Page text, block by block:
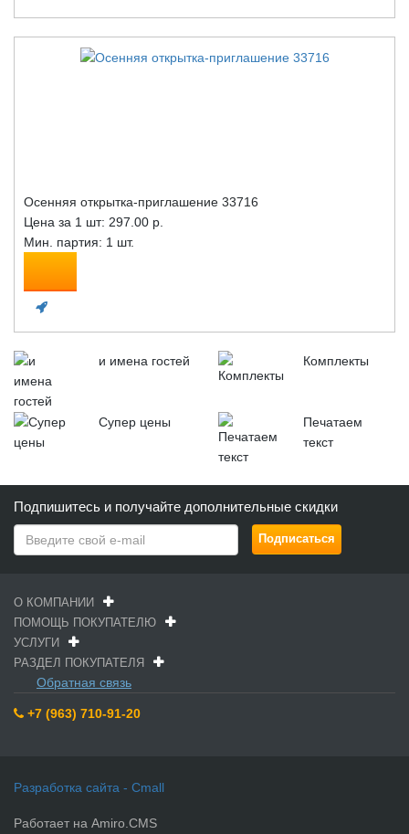
Осенняя открытка-приглашение 33716
Цена за 1 шт: 297.00 р.
Мин. партия: 1 шт.
и имена гостей Комплекты
Супер цены
Печатаем
текст
Подпишитесь и получайте дополнительные скидки
О КОМПАНИИ
ПОМОЩЬ ПОКУПАТЕЛЮ
УСЛУГИ
РАЗДЕЛ ПОКУПАТЕЛЯ
Обратная связь
+7 (963) 710-91-20
Разработка сайта - Cmall
Работает на Amiro.CMS